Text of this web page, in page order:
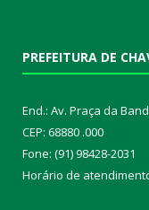
PREFEITURA DE
End.: Av. Praça da
CEP: 68880 .000
Fone: (91) 98428-2031
Horário de